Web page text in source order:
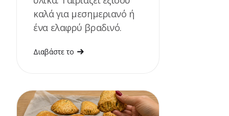
καλά για μεσημεριανό ή
ένα ελαφρύ βραδινό.
Διαβάστε το